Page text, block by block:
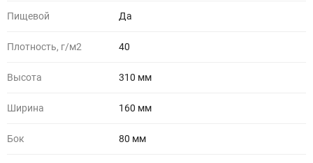
Пищевой Да
Плотность, г/м2 40
Высота 310 мм
Ширина 160 мм
Бок 80 мм